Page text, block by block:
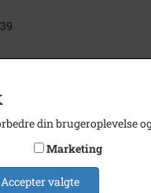
din brugeroplevelse
Marketing
Accepter valgte